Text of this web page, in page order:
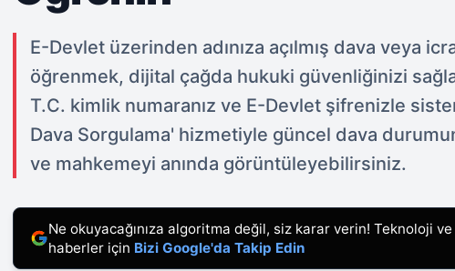
E-Devlet üzerinden adınıza açılmış dava veya
öğrenmek, dijital çağda hukuki güvenliğinizi
T.C. kimlik numaranız ve E-Devlet şifrenizle
Dava Sorgulama' hizmetiyle güncel dava
ve mahkemeyi anında görüntüleyebilirsiniz.
Ne okuyacağınıza algoritma değil, siz karar verin! Teknoloji
haberler için Bizi Google'da Takip Edin